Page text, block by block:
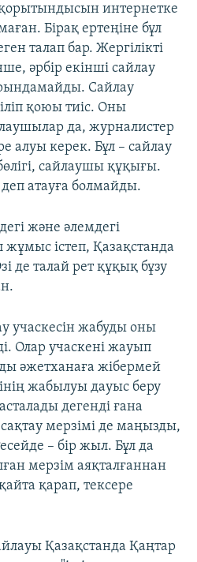
қорытындысын интернетке
Бірақ ертеңіне бұл
талап бар. Жергілікті
әрбір екінші сайлау
Сайлау
қоюы тиіс. Оны
да, журналистер
алуы керек. Бұл – сайлау
сайлаушы құқығы.
атауға болмайды.
және әлемдегі
істеп, Қазақстанда
де талай рет құқық бұзу
учаскесін жабуды оны
Олар учаскені жауып
әжетханаға жібермей
жабылуы дауыс беру
дегенді ғана
сақтау мерзімі де маңызды,
– бір жыл. Бұл да
мерзім аяқталғаннан
қарап, тексере
Қазақстанда Қаңтар